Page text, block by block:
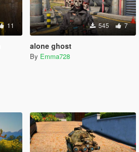
11 545 7
alone ghost
By Emma728